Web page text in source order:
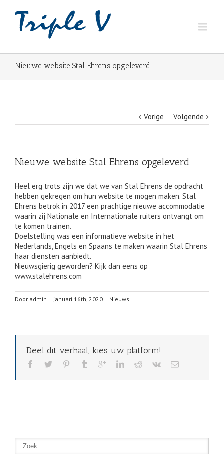
Nieuwe website Stal Ehrens opgeleverd.
Vorige Volgende
Nieuwe website Stal Ehrens opgeleverd.
Heel erg trots zijn we dat we van Stal Ehrens de opdracht
hebben gekregen om hun website te mogen maken. Stal
Ehrens betrok in 2017 een prachtige nieuwe accommodatie
waarin zij Nationale en Internationale ruiters ontvangt om
te komen trainen.
Doelstelling was een informatieve website in het
Nederlands, Engels en Spaans te maken waarin Stal Ehrens
haar diensten aanbiedt.
Nieuwsgierig geworden? Kijk dan eens op
www.stalehrens.com
Door admin | januari 16th, 2020 | Nieuws
Deel dit verhaal, kies uw platform!